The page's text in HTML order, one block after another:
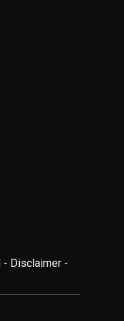
- Disclaimer -